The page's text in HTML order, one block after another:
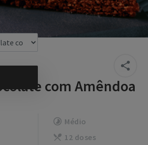
com Amêndoa
Médio
12 doses